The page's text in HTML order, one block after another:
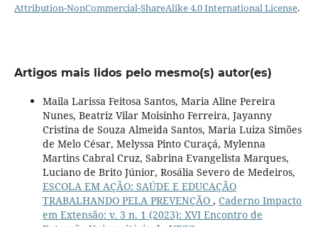
Attribution-NonCommercial-ShareAlike 4.0 International License.
Artigos mais lidos pelo mesmo(s) autor(es)
Maila Larissa Feitosa Santos, Maria Aline Pereira
Nunes, Beatriz Vilar Moisinho Ferreira, Jayanny
Cristina de Souza Almeida Santos, Maria Luiza Simões
de Melo César, Melyssa Pinto Curaçá, Mylenna
Martins Cabral Cruz, Sabrina Evangelista Marques,
Luciano de Brito Júnior, Rosália Severo de Medeiros,
ESCOLA EM AÇÃO: SAÚDE E EDUCAÇÃO
TRABALHANDO PELA PREVENÇÃO , Caderno Impacto
em Extensão: v. 3 n. 1 (2023): XVI Encontro de